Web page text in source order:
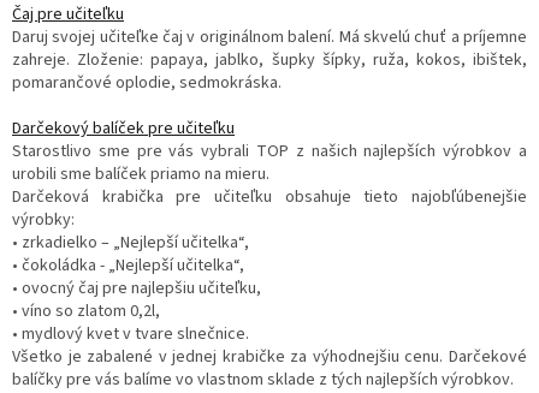
Čaj pre učiteľku
Daruj svojej učiteľke čaj v originálnom balení. Má skvelú chuť a príjemne
zahreje. Zloženie: papaya, jablko, šupky šípky, ruža, kokos, ibištek,
pomarančové oplodie, sedmokráska.
Darčekový balíček pre učiteľku
Starostlivo sme pre vás vybrali TOP z našich najlepších výrobkov a
urobili sme balíček priamo na mieru.
Darčeková krabička pre učiteľku obsahuje tieto najobľúbenejšie
výrobky:
• zrkadielko – „Nejlepší učitelka“,
• čokoládka - „Nejlepší učitelka“,
• ovocný čaj pre najlepšiu učiteľku,
• víno so zlatom 0,2l,
• mydlový kvet v tvare slnečnice.
Všetko je zabalené v jednej krabičke za výhodnejšiu cenu. Darčekové
balíčky pre vás balíme vo vlastnom sklade z tých najlepších výrobkov.